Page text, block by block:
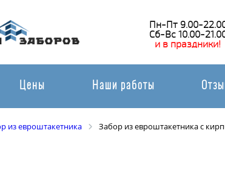
Пн-Пт 9.00-
Сб-Вс 10.00-
и в праздники!
Цены Наши работы
из евроштакетника Забор из евроштакетника с